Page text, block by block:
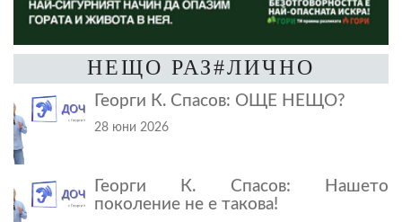
НЕЩО РАЗ#ЛИЧНО
Георги К. Спасов: ОЩЕ НЕЩО?
28 юни 2026
Георги К. Спасов: Нашето
поколение не е такова!